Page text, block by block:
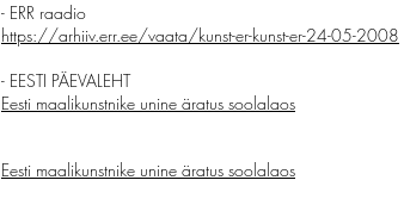
- ERR raadio
https://arhiiv.err.ee/vaata/kunst-er-kunst-er-24-05-2008
- EESTI PÄEVALEHT
Eesti maalikunstnike unine äratus soolalaos
Eesti maalikunstnike unine äratus soolalaos